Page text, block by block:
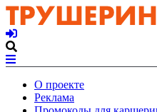
О проекте
Реклама